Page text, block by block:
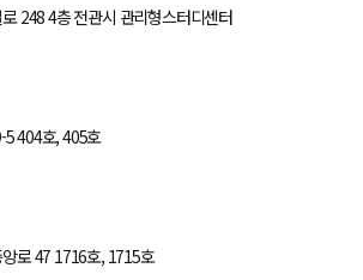
248 4층 전관시 관리형스터디센터
5 404호, 405호
로 47 1716호, 1715호